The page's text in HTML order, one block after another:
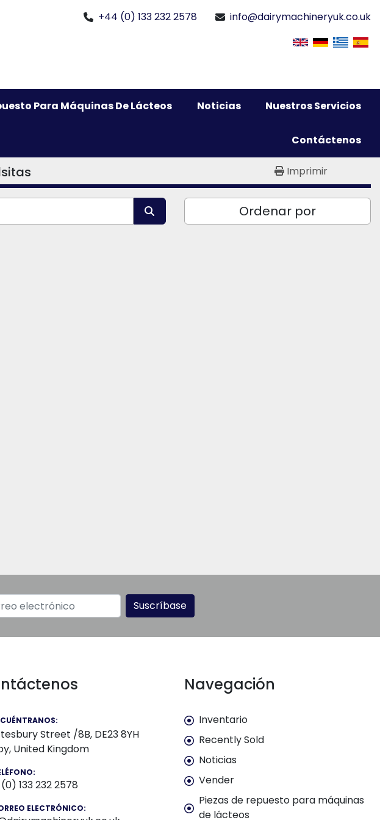
+44 (0) 133 232 2578 info@dairymachineryuk.co.uk
Noticias
Para Máquinas De Lácteos Nuestros Servicios
Contáctenos
Imprimir
Ordenar por
Suscríbase
Street /8B, DE23 8YH
United Kingdom
:
133 232 2578
ELECTRÓNICO:
Navegación
Inventario
Recently Sold
Noticias
Vender
Piezas de repuesto para máquinas
de lácteos